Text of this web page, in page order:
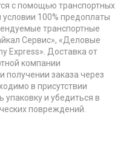
с помощью транспортных
100% предоплаты
транспортные
Сервис», «Деловые
Express». Доставка от
компании
получении заказа через
в присутствии
упаковку и убедиться в
повреждений.